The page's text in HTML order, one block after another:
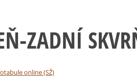
ZADNÍ
online (SŽ)